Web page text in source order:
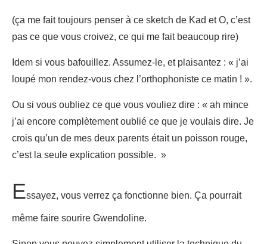
(ça me fait toujours penser à ce sketch de Kad et O, c’est
pas ce que vous croivez, ce qui me fait beaucoup rire)
Idem si vous bafouillez. Assumez-le, et plaisantez : « j’ai
loupé mon rendez-vous chez l’orthophoniste ce matin ! ».
Ou si vous oubliez ce que vous vouliez dire : « ah mince
j’ai encore complètement oublié ce que je voulais dire. Je
crois qu’un de mes deux parents était un poisson rouge,
c’est la seule explication possible. »
Essayez, vous verrez ça fonctionne bien. Ça pourrait
même faire sourire Gwendoline.